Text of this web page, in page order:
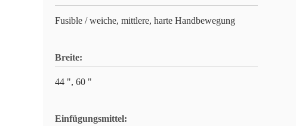
Fusible / weiche, mittlere, harte Handbewegung
Breite:
44 ", 60 "
Einfügungsmittel: